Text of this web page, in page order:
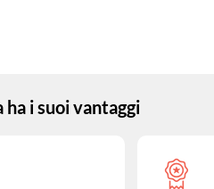
i suoi vantaggi